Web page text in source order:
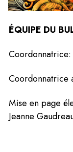
ÉQUIPE DU
Coordonnatrice
Mise en page
Jeanne